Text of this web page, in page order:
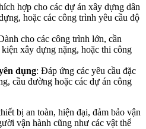
hợp cho các dự án xây dựng dân
hoặc các công trình yêu cầu độ
cho các công trình lớn, cần
xây dựng nặng, hoặc thi công
dụng: Đáp ứng các yêu cầu đặc
cầu đường hoặc các dự án công
bị an toàn, hiện đại, đảm bảo vận
vận hành cũng như các vật thể